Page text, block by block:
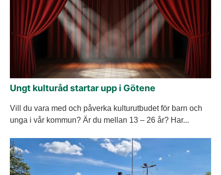
Ungt kulturåd startar upp i Götene
Vill du vara med och påverka kulturutbudet för barn och
unga i vår kommun? Är du mellan 13 – 26 år? Har...